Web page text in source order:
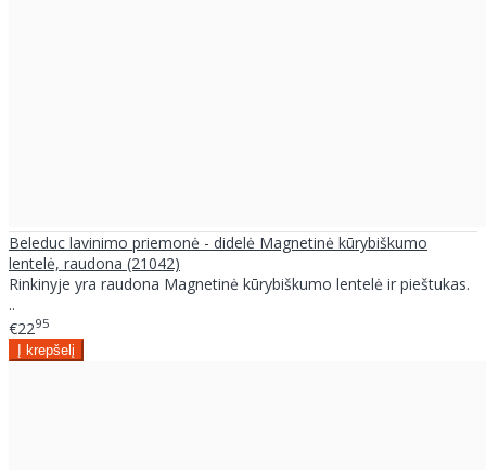
Beleduc lavinimo priemonė - didelė Magnetinė kūrybiškumo
lentelė, raudona (21042)
Rinkinyje yra raudona Magnetinė kūrybiškumo lentelė ir pieštukas.
..
€2295